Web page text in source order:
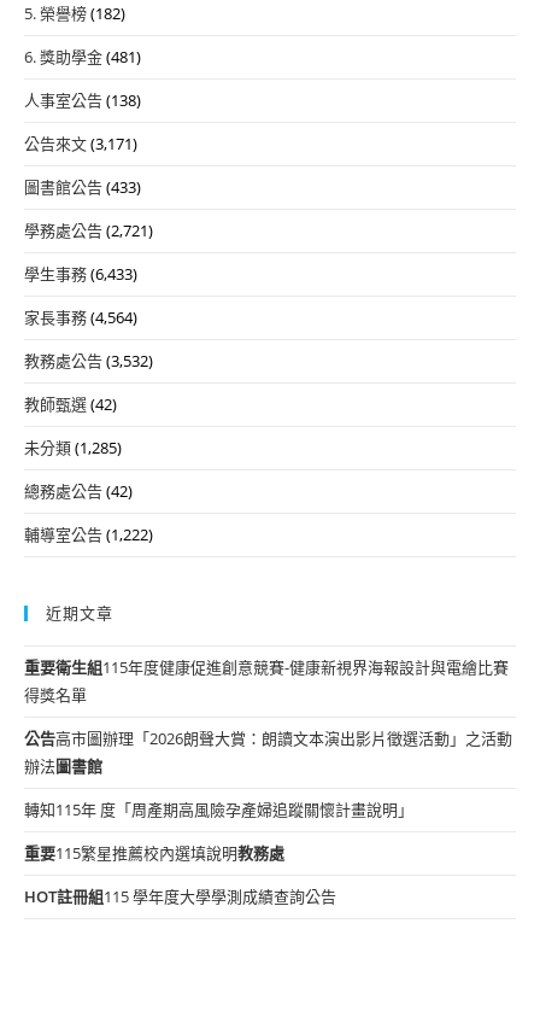
5. 榮譽榜(182)
6. 獎助學金(481)
人事室公告(138)
公告來文(3,171)
圖書館公告(433)
學務處公告(2,721)
學生事務(6,433)
家長事務(4,564)
教務處公告(3,532)
教師甄選(42)
未分類(1,285)
總務處公告(42)
輔導室公告(1,222)
近期文章
重要衛生組115年度健康促進創意競賽-健康新視界海報設計與電繪比賽
得獎名單
公告高市圖辦理「2026朗聲大賞：朗讀文本演出影片徵選活動」之活動
辦法圖書館
轉知115年 度「周產期高風險孕產婦追蹤關懷計畫說明」
重要115繁星推薦校內選填說明教務處
HOT註冊組115 學年度大學學測成績查詢公告